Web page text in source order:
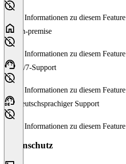
Keine Informationen zu diesem Feature
On-premise
Keine Informationen zu diesem Feature
24/7-Support
Keine Informationen zu diesem Feature
Deutschsprachiger Support
Keine Informationen zu diesem Feature
Datenschutz